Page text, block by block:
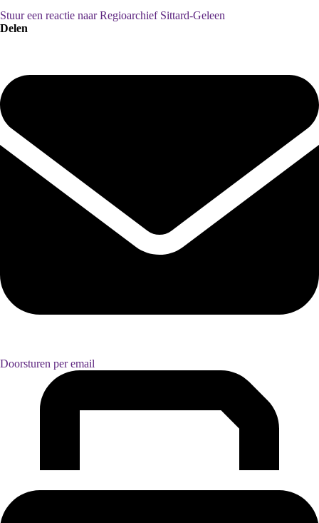
Stuur een reactie naar Regioarchief Sittard-Geleen
Delen
Doorsturen per email